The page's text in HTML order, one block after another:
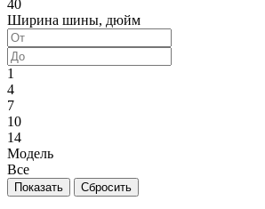
40
Ширина шины, дюйм
1
4
7
10
14
Модель
Все